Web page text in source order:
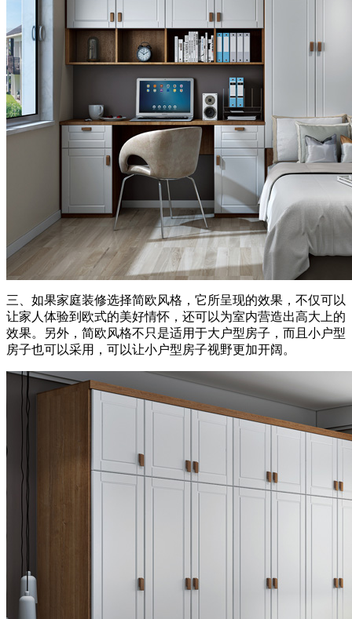
三、如果家庭装修选择简欧风格，它所呈现的效果，不仅可以
让家人体验到欧式的美好情怀，还可以为室内营造出高大上的
效果。另外，简欧风格不只是适用于大户型房子，而且小户型
房子也可以采用，可以让小户型房子视野更加开阔。